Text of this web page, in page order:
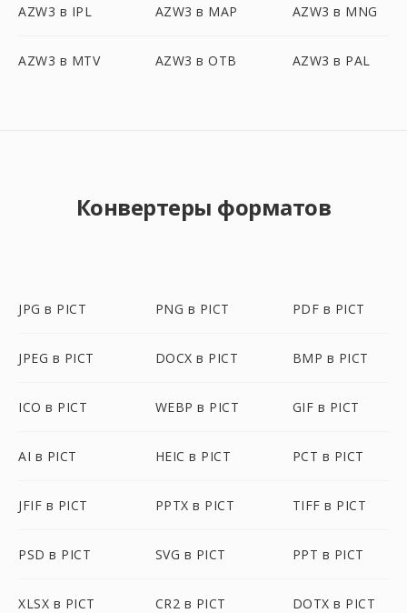
AZW3 в IPL AZW3 в MAP AZW3 в MNG
AZW3 в MTV AZW3 в OTB AZW3 в PAL
Конвертеры форматов
JPG в PICT PNG в PICT PDF в PICT
JPEG в PICT DOCX в PICT BMP в PICT
ICO в PICT WEBP в PICT GIF в PICT
AI в PICT HEIC в PICT PCT в PICT
JFIF в PICT PPTX в PICT TIFF в PICT
PSD в PICT SVG в PICT PPT в PICT
XLSX в PICT CR2 в PICT DOTX в PICT